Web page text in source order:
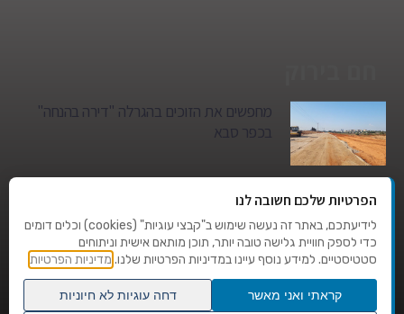
מחפשים את הזוכים בהגרלה "דירה בהנחה"
בכפר סבא
גן הילדים של מרים סיטי יהפוך למגדל מגורים:
סגירת מעגל היסטורית במגדיאל
טרגדיה בצהרי היום: בן 80 נהרג על מעבר
החצייה בהוד השרון
הפרטיות שלכם חשובה לנו
לידיעתכם, באתר זה נעשה שימוש ב"קבצי עוגיות" (cookies) וכלים דומים
כדי לספק חוויית גלישה טובה יותר, תוכן מותאם אישית וניתוחים
סטטיסטיים. למידע נוסף עיינו במדיניות הפרטיות שלנו. מדיניות הפרטיות
קראתי ואני מאשר דחה עוגיות לא חיוניות